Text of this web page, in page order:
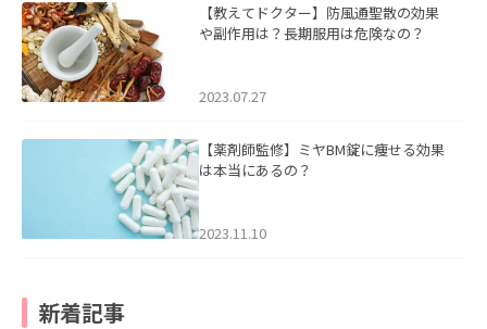
【教えてドクター】防風通聖散の効果
や副作用は？長期服用は危険なの？
2023.07.27
【薬剤師監修】ミヤBM錠に痩せる効果
は本当にあるの？
2023.11.10
新着記事